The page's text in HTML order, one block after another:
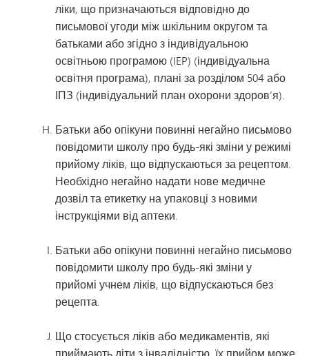
ліки, що призначаються відповідно до
письмової угоди між шкільним округом та
батьками або згідно з індивідуальною
освітньою програмою (IEP) (індивідуальна
освітня програма), плані за розділом 504 або
ІПЗ (індивідуальний план охорони здоров’я).
Батьки або опікуни повинні негайно письмово
повідомити школу про будь-які зміни у режимі
прийому ліків, що відпускаються за рецептом.
Необхідно негайно надати нове медичне
дозвіл та етикетку на упаковці з новими
інструкціями від аптеки.
Батьки або опікуни повинні негайно письмово
повідомити школу про будь-які зміни у
прийомі учнем ліків, що відпускаються без
рецепта.
Що стосується ліків або медикаментів, які